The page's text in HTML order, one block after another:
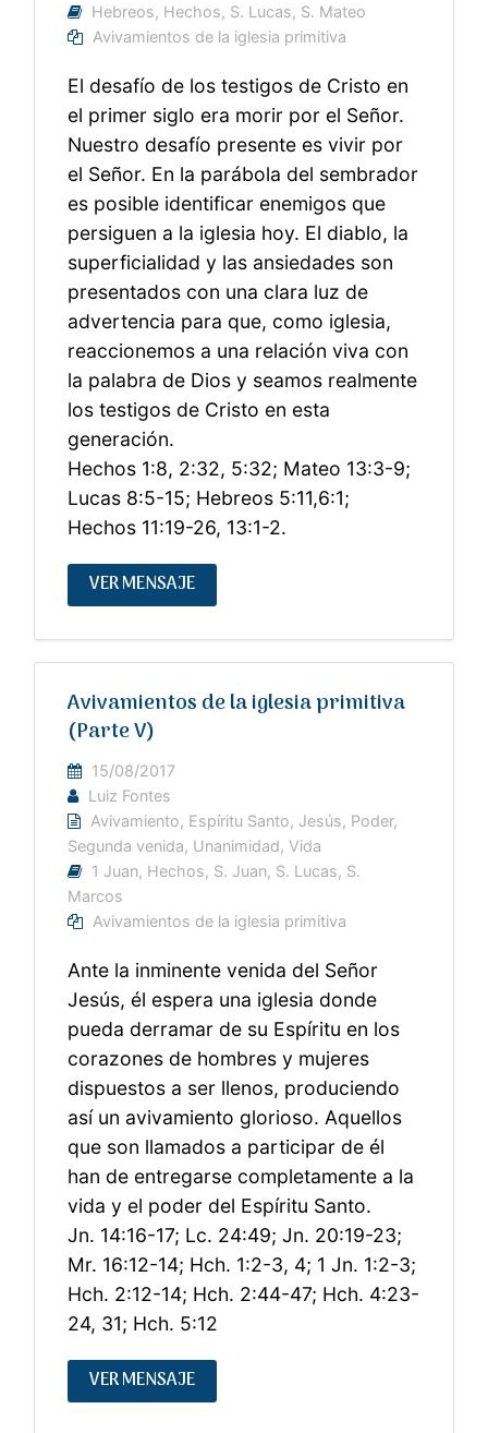
Hebreos, Hechos, S. Lucas, S. Mateo
Avivamientos de la iglesia primitiva
El desafío de los testigos de Cristo en
el primer siglo era morir por el Señor.
Nuestro desafío presente es vivir por
el Señor. En la parábola del sembrador
es posible identificar enemigos que
persiguen a la iglesia hoy. El diablo, la
superficialidad y las ansiedades son
presentados con una clara luz de
advertencia para que, como iglesia,
reaccionemos a una relación viva con
la palabra de Dios y seamos realmente
los testigos de Cristo en esta
generación.
Hechos 1:8, 2:32, 5:32; Mateo 13:3-9;
Lucas 8:5-15; Hebreos 5:11,6:1;
Hechos 11:19-26, 13:1-2.
VER MENSAJE
Avivamientos de la iglesia primitiva
(Parte V)
15/08/2017
Luiz Fontes
Avivamiento, Espíritu Santo, Jesús, Poder,
Segunda venida, Unanimidad,Vida
1 Juan, Hechos, S. Juan, S. Lucas, S.
Marcos
Avivamientos de la iglesia primitiva
Ante la inminente venida del Señor
Jesús, él espera una iglesia donde
pueda derramar de su Espíritu en los
corazones de hombres y mujeres
dispuestos a ser llenos, produciendo
así un avivamiento glorioso. Aquellos
que son llamados a participar de él
han de entregarse completamente a la
vida y el poder del Espíritu Santo.
Jn. 14:16-17; Lc. 24:49; Jn. 20:19-23;
Mr. 16:12-14; Hch. 1:2-3, 4; 1 Jn. 1:2-3;
Hch. 2:12-14; Hch. 2:44-47; Hch. 4:23-
24, 31; Hch. 5:12
VER MENSAJE